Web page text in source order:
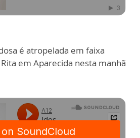
é atropelada em faixa
em Aparecida nesta manhã